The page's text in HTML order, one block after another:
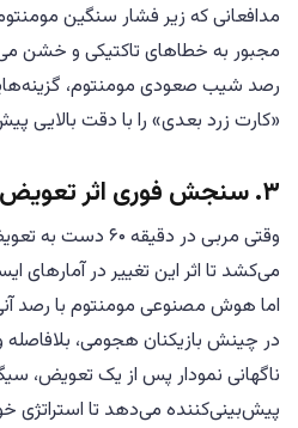
مدافعانی که زیر فشار سنگین
مجبور به خطاهای تاکتیکی و خشن
«کارت زرد بعدی» را با دقت بالایی
۳. سنجش فوری اثر تعویض‌ها و تغییرات تاکتیکی
وقتی مربی در
می‌کشد تا اثر این تغییر در آمارهای
اما هوش مصنوعی مومنتوم با رصد
در چینش بازیکنان هجومی،
ناگهانی نمودار پس از یک تعویض،
پیش‌بینی‌کننده می‌دهد تا استراتژی